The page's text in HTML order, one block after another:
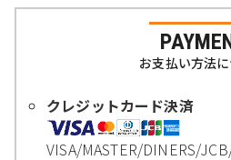
お支払い方法
クレジットカード決済
VISA/MASTER/DINERS/